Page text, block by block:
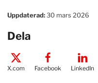
Uppdaterad:30 mars 2026
Dela
X.com Facebook LinkedIn